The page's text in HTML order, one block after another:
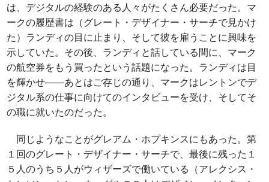
は、デジタルの経験のある人々がたくさん必要だった。マ
ークの履歴書は（グレート・デザイナー・サーチで見かけ
た）ランディの目に止まり、そして彼を雇うことに興味を
示していた。その後、ランディと話している間に、マーク
の航空券をもう買ったという話題になった。ランディは目
を輝かせ――あとはご存じの通り、マークはレントンでデ
ジタル系の仕事に向けてのインタビューを受け、そしてそ
の職に就いたのだった。
同じようなことがグレアム・ホプキンスにもあった。第
１回のグレート・デザイナー・サーチで、最後に残った１
５人のうち５人がウィザーズで働いている（アレクシス・